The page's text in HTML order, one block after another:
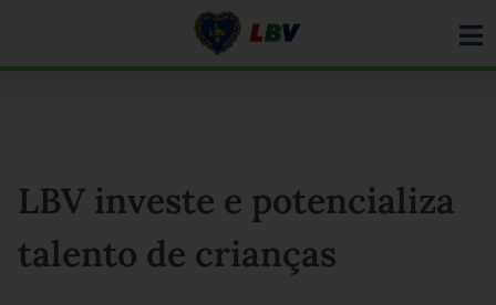
LBV investe e potencializa
talento de crianças